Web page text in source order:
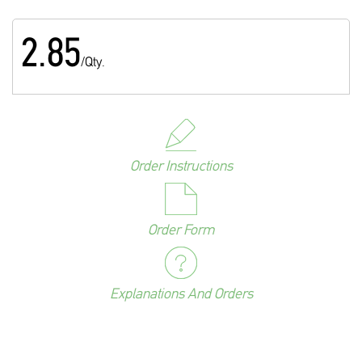
2.85/Qty.
Order Instructions
Order Form
Explanations And Orders